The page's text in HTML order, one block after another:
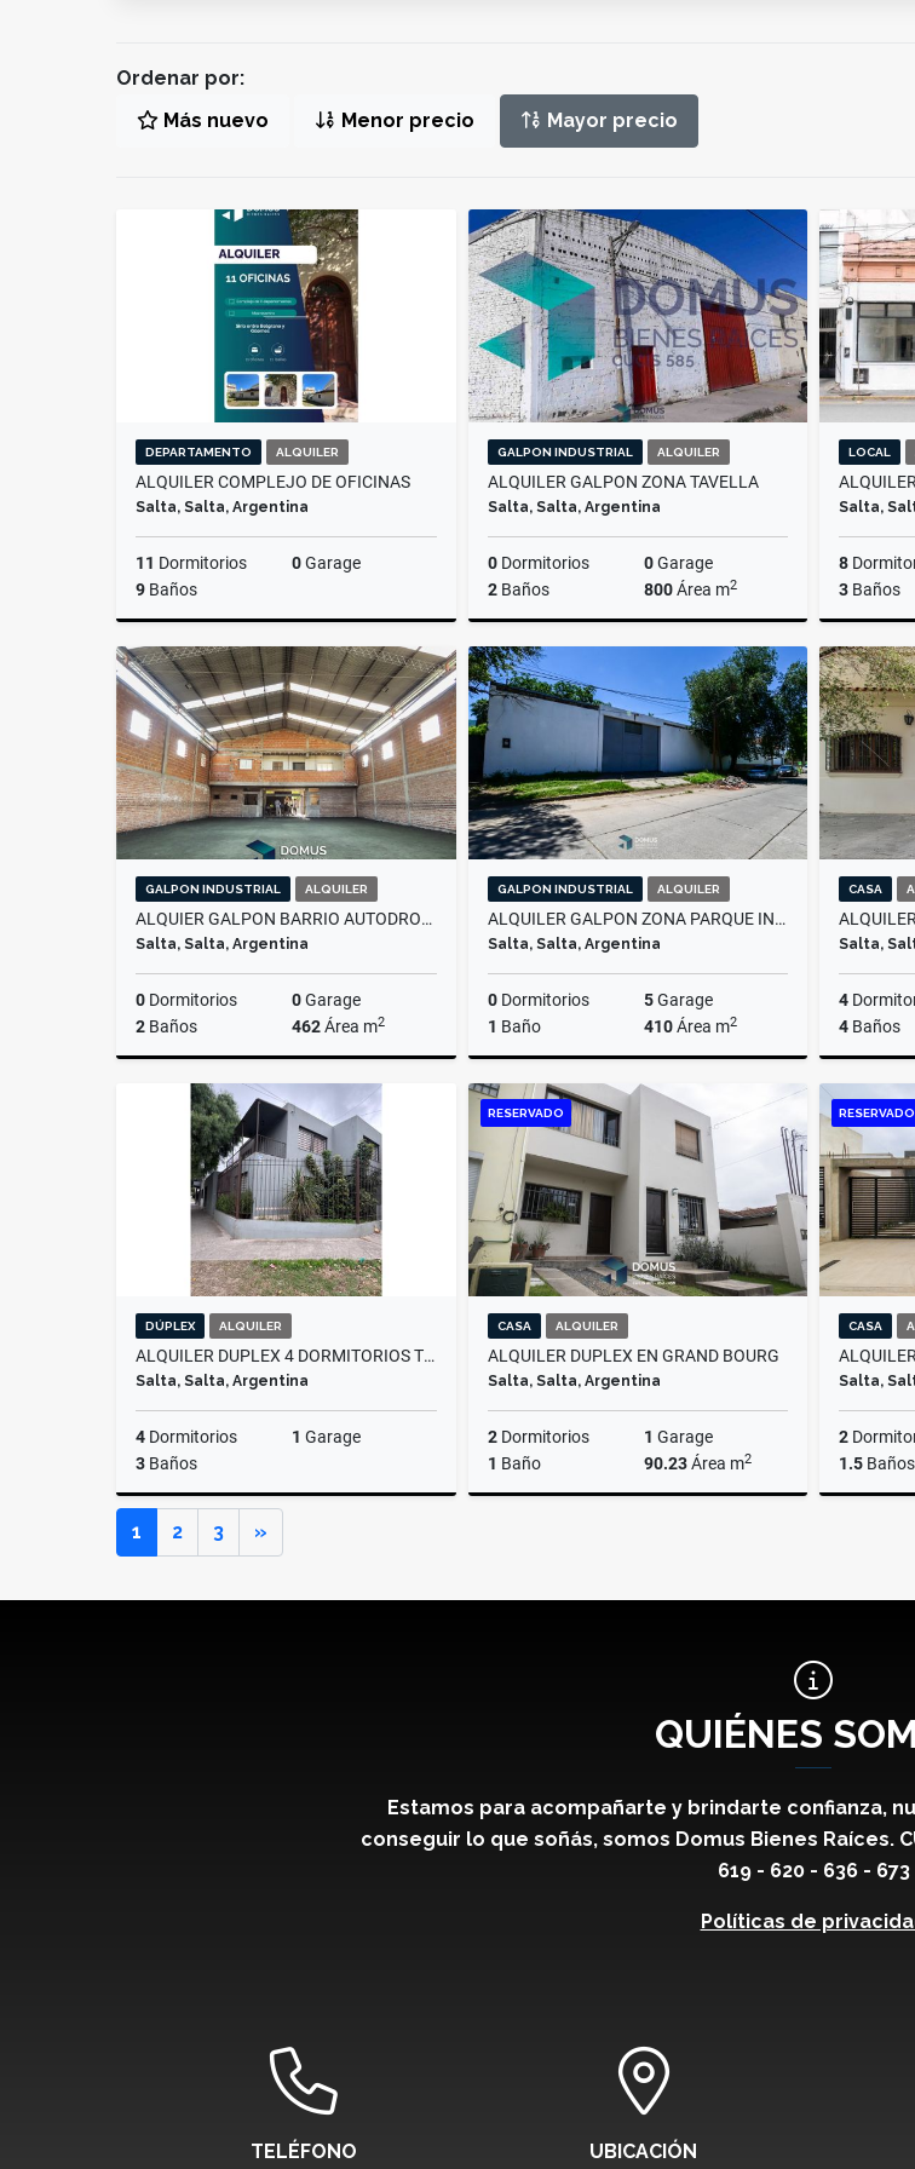
Ordenar por:
Más nuevo
Menor precio Mayor precio
DEPARTAMENTO ALQUILER
ALQUILER COMPLEJO DE OFICINAS
Salta, Salta, Argentina
11 Dormitorios 0Garage
9 Baños
Alquiler
$5.000.000
GALPON INDUSTRIAL ALQUILER
ALQUILER GALPON ZONA TAVELLA
Salta, Salta, Argentina
0Dormitorios 0Garage
2Baños 800Área m2
Alquiler
$4.500.000
LOCAL
Salta,
8
3 Baños
GALPON INDUSTRIAL ALQUILER
ALQUIER GALPON BARRIO AUTODROMO
Salta, Salta, Argentina
0 Dormitorios 0Garage
2 Baños 462Área m2
Alquiler
$2.500.000
GALPON INDUSTRIAL ALQUILER
ALQUILER GALPON ZONA PARQUE INDUSTRIAL
Salta, Salta, Argentina
0Dormitorios 5Garage
1 Baño 410Área m2
$2.350.000
CASA
Salta,
4
4 Baños
DÚPLEX ALQUILER
ALQUILER DUPLEX 4 DORMITORIOS TRES CERRITOS
Salta, Salta, Argentina
4 Dormitorios 1 Garage
3 Baños
RESERVADO
CASA ALQUILER
ALQUILER DUPLEX EN GRAND BOURG
Salta, Salta, Argentina
2Dormitorios 1 Garage
1 Baño 90.23Área m2
RESERVADO
CASA
Salta,
2
1.5 Baños
1 2 3 »
QUIÉNES
Estamos para acompañarte y brindarte confianza,
conseguir lo que soñás, somos Domus Bienes Raíces.
619 - 620 - 636 - 673
Políticas de
TELÉFONO UBICACIÓN